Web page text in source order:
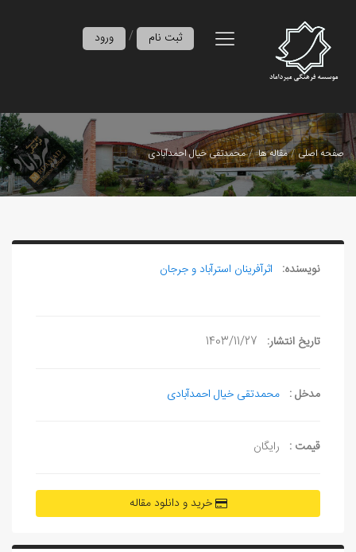
ورود / ثبت نام
صفحه اصلی مقاله ها محمدتقی خیال احمدآبادی
نویسنده: اثرآفرينان استرآباد و جرجان
تاریخ انتشار: 1403/11/27
مدخل : محمدتقی خیال احمدآبادی
قیمت : رایگان
خرید و دانلود مقاله